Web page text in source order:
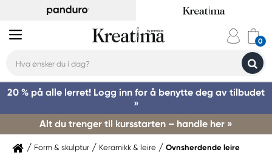
20 % på alle lerret! Logg inn for å benytte deg av tilbudet
»
Alt du trenger til kursstarten – handle her »
Form & skulptur Keramikk & leire Ovnsherdende leire